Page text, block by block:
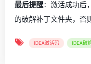
最后提醒：激活成功后
的破解补丁文件夹，否
IDEA激活码 IDEA破